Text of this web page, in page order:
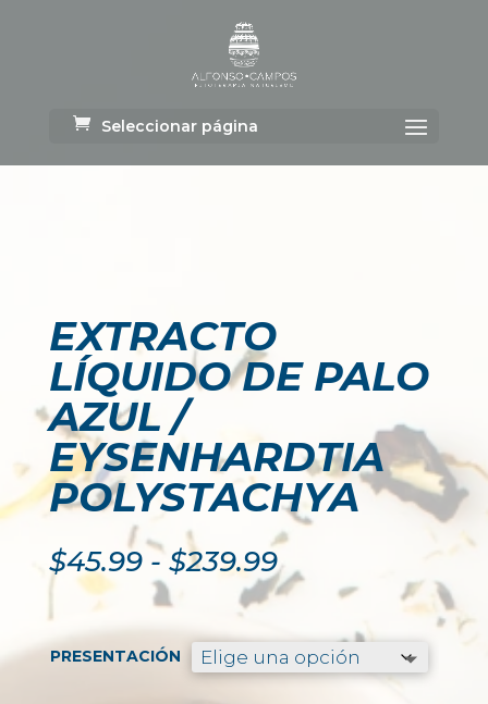
Seleccionar página
EXTRACTO
LÍQUIDO DE PALO
AZUL /
EYSENHARDTIA
POLYSTACHYA
$45.99 - $239.99Rango
de
precios:
desde
$45.99
hasta
PRESENTACIÓN